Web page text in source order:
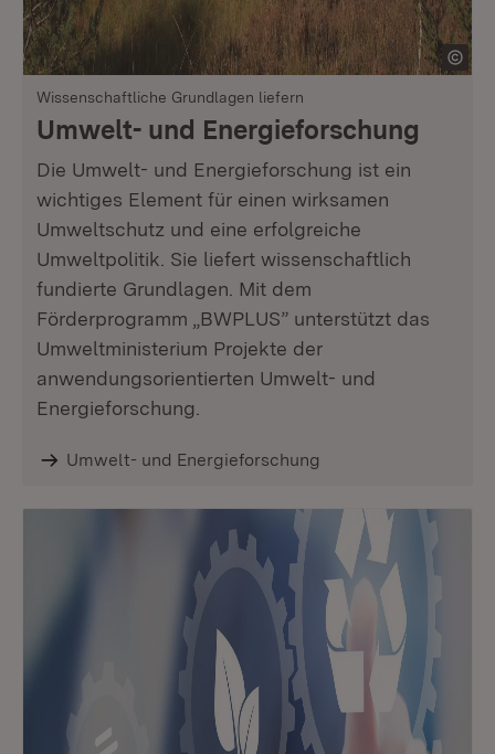
Wissenschaftliche Grundlagen liefern
Umwelt- und Energieforschung
Die Umwelt- und Energieforschung ist ein
wichtiges Element für einen wirksamen
Umweltschutz und eine erfolgreiche
Umweltpolitik. Sie liefert wissenschaftlich
fundierte Grundlagen. Mit dem
Förderprogramm „BWPLUS” unterstützt das
Umweltministerium Projekte der
anwendungsorientierten Umwelt- und
Energieforschung.
Umwelt- und Energieforschung